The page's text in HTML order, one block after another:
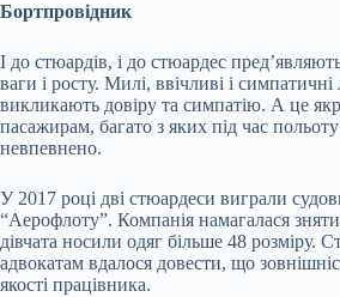
Бортпровідник
І до стюардів, і до стюардес
ваги і росту. Милі, ввічливі і
викликають довіру та симпатію. А це
пасажирам, багато з яких під час
невпевнено.
У 2017 році дві стюардеси виграли
“Аерофлоту”. Компанія намагалася зняти
дівчата носили одяг більше 48 розміру.
адвокатам вдалося довести, що
якості працівника.